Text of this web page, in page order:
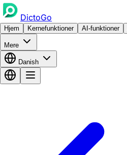
DictoGo
Hjem Kernefunktioner AI-funktioner
Mere
Danish